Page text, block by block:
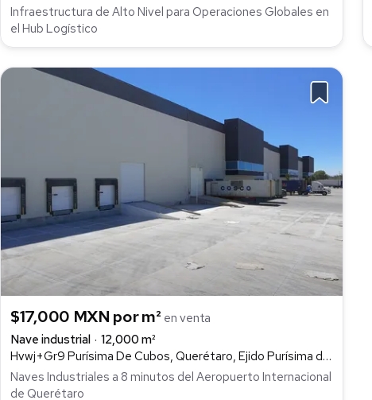
Infraestructura de Alto Nivel para Operaciones Globales en
el Hub Logístico
$17,000 MXN por m² en venta
Nave industrial
12,000 m²
Hvwj+Gr9 Purísima De Cubos, Querétaro, Ejido Purísima de Cubos, Colón
Naves Industriales a 8 minutos del Aeropuerto Internacional
de Querétaro